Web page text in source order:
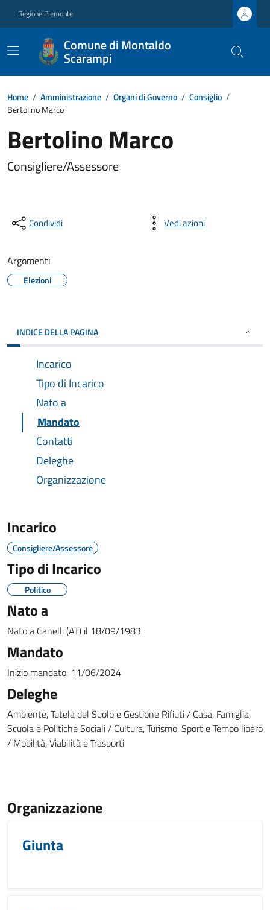
Regione Piemonte
Comune di Montaldo
Scarampi
Home / Amministrazione / Organi di Governo / Consiglio /
Bertolino Marco
Bertolino Marco
Consigliere/Assessore
Condividi Vedi azioni
Argomenti
Elezioni
INDICE DELLA PAGINA
Incarico
Tipo di Incarico
Nato a
Mandato
Contatti
Deleghe
Organizzazione
Incarico
Consigliere/Assessore
Tipo di Incarico
Politico
Nato a
Nato a Canelli (AT) il 18/09/1983
Mandato
Inizio mandato: 11/06/2024
Deleghe
Ambiente, Tutela del Suolo e Gestione Rifiuti / Casa, Famiglia,
Scuola e Politiche Sociali / Cultura, Turismo, Sport e Tempo libero
/ Mobilità, Viabilità e Trasporti
Organizzazione
Giunta